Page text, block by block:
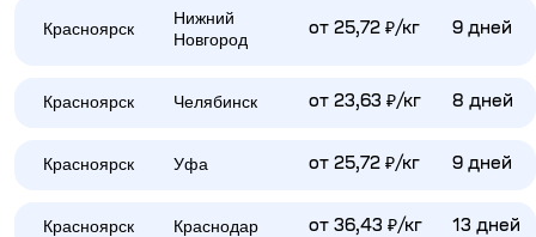
Красноярск
Нижний
Новгород
от 25,72 ₽/кг 9 дней
Красноярск Челябинск от 23,63 ₽/кг 8 дней
Красноярск Уфа от 25,72 ₽/кг 9 дней
Красноярск Краснодар от 36,43 ₽/кг 13 дней